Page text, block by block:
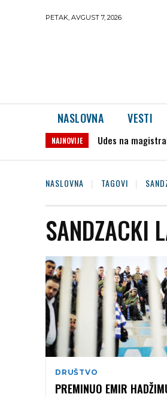
PETAK, AVGUST 7, 2026
NASLOVNA VESTI
NAJNOVIJE Udes na
NASLOVNA TAGOVI
SANDZACKI
DRUŠTVO
PREMINUO EMIR